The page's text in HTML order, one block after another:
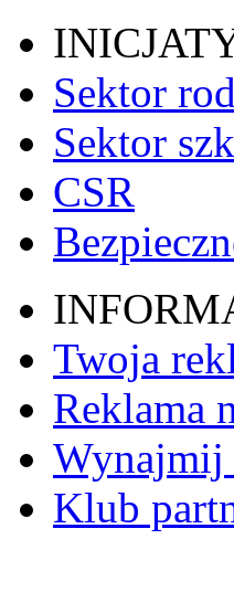
Sektor
Sektor
CSR
Twoja
Reklama
Wynajmij
Klub